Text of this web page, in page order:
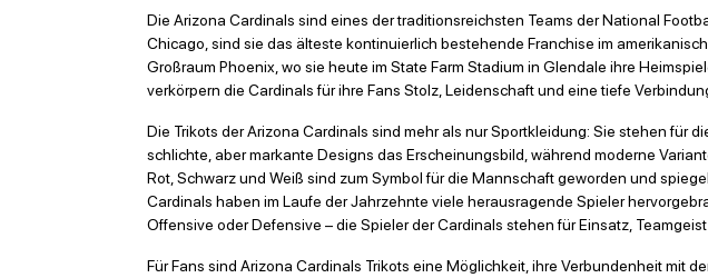
Die Arizona Cardinals sind eines der traditionsreichsten Teams der National
Chicago, sind sie das älteste kontinuierlich bestehende Franchise im
Großraum Phoenix, wo sie heute im State Farm Stadium in Glendale ihre
verkörpern die Cardinals für ihre Fans Stolz, Leidenschaft und eine tiefe
Die Trikots der Arizona Cardinals sind mehr als nur Sportkleidung: Sie stehen für
schlichte, aber markante Designs das Erscheinungsbild, während moderne
Rot, Schwarz und Weiß sind zum Symbol für die Mannschaft geworden und
Cardinals haben im Laufe der Jahrzehnte viele herausragende Spieler
Offensive oder Defensive – die Spieler der Cardinals stehen für Einsatz,
Für Fans sind Arizona Cardinals Trikots eine Möglichkeit, ihre Verbundenheit mit